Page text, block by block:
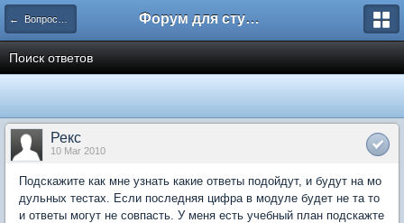
← Вопросы и ответы Форум для студента СГА
Поиск ответов
Рекс
10 Mar 2010
Подскажите как мне узнать какие ответы подойдут, и будут на мо
дульных тестах. Если последняя цифра в модуле будет не та то
и ответы могут не совпасть. У меня есть учебный план подскажте